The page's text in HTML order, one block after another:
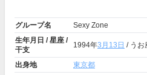
グループ名
Sexy Zone
生年月日 / 星座 /
干支
1994年3月13日 / うお
出身地 東京都